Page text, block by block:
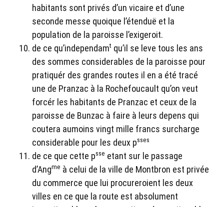
habitants sont privés d’un vicaire et d’une
seconde messe quoique l’étenduë et la
population de la paroisse l’exigeroit.
de ce qu’independamt qu’il se leve tous les ans
des sommes considerables de la paroisse pour
pratiquér des grandes routes il en a été tracé
une de Pranzac à la Rochefoucault qu’on veut
forcér les habitants de Pranzac et ceux de la
paroisse de Bunzac à faire à leurs depens qui
coutera aumoins vingt mille francs surcharge
considerable pour les deux psses
de ce que cette psse etant sur le passage
d’Angme à celui de la ville de Montbron est privée
du commerce que lui procureroient les deux
villes en ce que la route est absolument